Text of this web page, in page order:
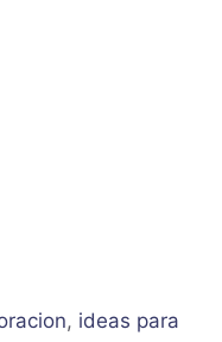
, ideas para